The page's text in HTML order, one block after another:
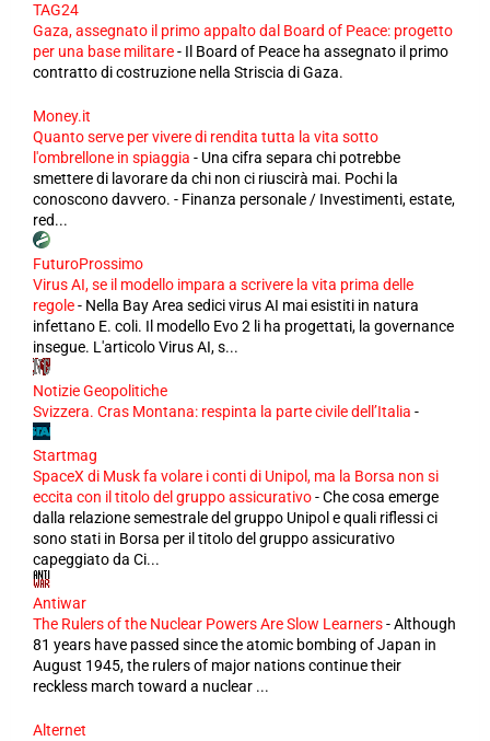
TAG24
Gaza, assegnato il primo appalto dal Board of Peace: progetto
per una base militare- Il Board of Peace ha assegnato il primo
contratto di costruzione nella Striscia di Gaza.
Money.it
Quanto serve per vivere di rendita tutta la vita sotto
l'ombrellone in spiaggia - Una cifra separa chi potrebbe
smettere di lavorare da chi non ci riuscirà mai. Pochi la
conoscono davvero. - Finanza personale / Investimenti, estate,
red...
FuturoProssimo
Virus AI, se il modello impara a scrivere la vita prima delle
regole- Nella Bay Area sedici virus AI mai esistiti in natura
infettano E. coli. Il modello Evo 2 li ha progettati, la governance
insegue. L'articolo Virus AI, s...
Notizie Geopolitiche
Svizzera. Cras Montana: respinta la parte civile dell’Italia -
Startmag
SpaceX di Musk fa volare i conti di Unipol, ma la Borsa non si
eccita con il titolo del gruppo assicurativo-Che cosa emerge
dalla relazione semestrale del gruppo Unipol e quali riflessi ci
sono stati in Borsa per il titolo del gruppo assicurativo
capeggiato da Ci...
Antiwar
The Rulers of the Nuclear Powers Are Slow Learners-Although
81 years have passed since the atomic bombing of Japan in
August 1945, the rulers of major nations continue their
reckless march toward a nuclear ...
Alternet